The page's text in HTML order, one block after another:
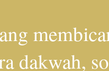
dakwah,